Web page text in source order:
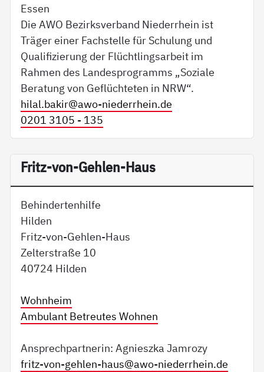
Essen
Die AWO Bezirksverband Niederrhein ist
Träger einer Fachstelle für Schulung und
Qualifizierung der Flüchtlingsarbeit im
Rahmen des Landesprogramms „Soziale
Beratung von Geflüchteten in NRW“.
hilal.bakir@awo-niederrhein.de
0201 3105 - 135
Fritz-von-Gehlen-Haus
Behindertenhilfe
Hilden
Fritz-von-Gehlen-Haus
Zelterstraße 10
40724 Hilden
Wohnheim
Ambulant Betreutes Wohnen
Ansprechpartnerin: Agnieszka Jamrozy
fritz-von-gehlen-haus@awo-niederrhein.de